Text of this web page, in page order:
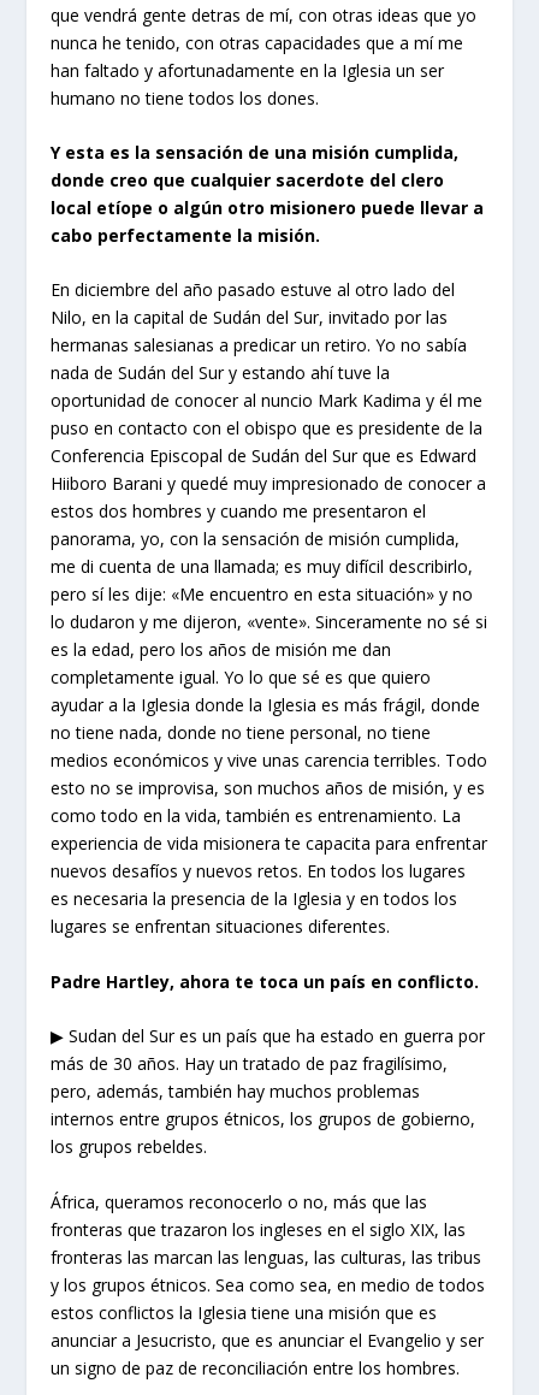
que vendrá gente detras de mí, con otras ideas que yo
nunca he tenido, con otras capacidades que a mí me
han faltado y afortunadamente en la Iglesia un ser
humano no tiene todos los dones.
Y esta es la sensación de una misión cumplida,
donde creo que cualquier sacerdote del clero
local etíope o algún otro misionero puede llevar a
cabo perfectamente la misión.
En diciembre del año pasado estuve al otro lado del
Nilo, en la capital de Sudán del Sur, invitado por las
hermanas salesianas a predicar un retiro. Yo no sabía
nada de Sudán del Sur y estando ahí tuve la
oportunidad de conocer al nuncio Mark Kadima y él me
puso en contacto con el obispo que es presidente de la
Conferencia Episcopal de Sudán del Sur que es Edward
Hiiboro Barani y quedé muy impresionado de conocer a
estos dos hombres y cuando me presentaron el
panorama, yo, con la sensación de misión cumplida,
me di cuenta de una llamada; es muy difícil describirlo,
pero sí les dije: «Me encuentro en esta situación» y no
lo dudaron y me dijeron, «vente». Sinceramente no sé si
es la edad, pero los años de misión me dan
completamente igual. Yo lo que sé es que quiero
ayudar a la Iglesia donde la Iglesia es más frágil, donde
no tiene nada, donde no tiene personal, no tiene
medios económicos y vive unas carencia terribles. Todo
esto no se improvisa, son muchos años de misión, y es
como todo en la vida, también es entrenamiento. La
experiencia de vida misionera te capacita para enfrentar
nuevos desafíos y nuevos retos. En todos los lugares
es necesaria la presencia de la Iglesia y en todos los
lugares se enfrentan situaciones diferentes.
Padre Hartley, ahora te toca un país en conflicto.
▶ Sudan del Sur es un país que ha estado en guerra por
más de 30 años. Hay un tratado de paz fragilísimo,
pero, además, también hay muchos problemas
internos entre grupos étnicos, los grupos de gobierno,
los grupos rebeldes.
África, queramos reconocerlo o no, más que las
fronteras que trazaron los ingleses en el siglo XIX, las
fronteras las marcan las lenguas, las culturas, las tribus
y los grupos étnicos. Sea como sea, en medio de todos
estos conflictos la Iglesia tiene una misión que es
anunciar a Jesucristo, que es anunciar el Evangelio y ser
un signo de paz de reconciliación entre los hombres.